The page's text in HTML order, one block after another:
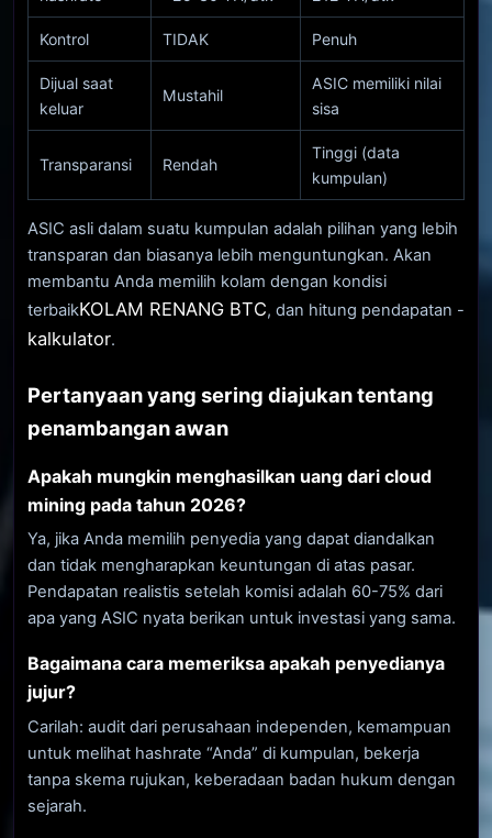
Kontrol TIDAK Penuh
Dijual saat
keluar
Mustahil
ASIC memiliki nilai
sisa
Transparansi Rendah
Tinggi (data
kumpulan)
ASIC asli dalam suatu kumpulan adalah pilihan yang lebih
transparan dan biasanya lebih menguntungkan. Akan
membantu Anda memilih kolam dengan kondisi
terbaikKOLAM RENANG BTC, dan hitung pendapatan -
kalkulator.
Pertanyaan yang sering diajukan tentang
penambangan awan
Apakah mungkin menghasilkan uang dari cloud
mining pada tahun 2026?
Ya, jika Anda memilih penyedia yang dapat diandalkan
dan tidak mengharapkan keuntungan di atas pasar.
Pendapatan realistis setelah komisi adalah 60-75% dari
apa yang ASIC nyata berikan untuk investasi yang sama.
Bagaimana cara memeriksa apakah penyedianya
jujur?
Carilah: audit dari perusahaan independen, kemampuan
untuk melihat hashrate “Anda” di kumpulan, bekerja
tanpa skema rujukan, keberadaan badan hukum dengan
sejarah.